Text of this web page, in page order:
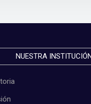
NUESTRA